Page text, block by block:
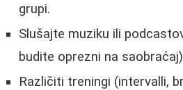
grupi.
Slušajte muziku ili
budite oprezni na
Različiti treningi (intervalli,